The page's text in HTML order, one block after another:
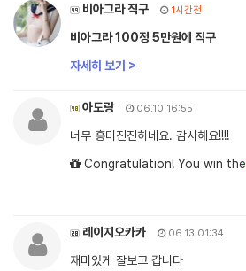
비아그라 직구 1시간전
비아그라 100정 5만원에 직구
자세히 보기 >
아도랑 06.10 16:55
너무 흥미진진하네요. 감사해요!!!!
Congratulation! You win the
레이지오카카 06.13 01:34
재미있게 잘보고 갑니다